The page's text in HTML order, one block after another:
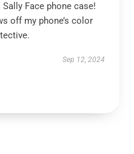
Face phone case!
off my phone’s color
Sep 12, 2024